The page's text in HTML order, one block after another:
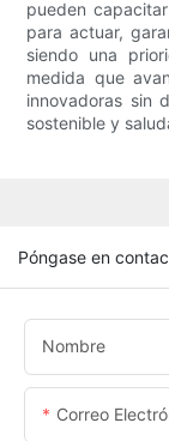
pueden
para actuar,
siendo una
medida que
innovadoras sin
sostenible y
Póngase en
Nombre
Correo